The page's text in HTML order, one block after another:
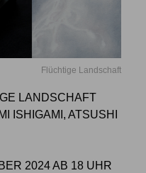
Flüchtige Landschaft
LANDSCHAFT
ISHIGAMI, ATSUSHI
2024 AB 18 UHR